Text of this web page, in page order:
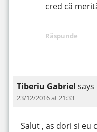
cred că
Răspunde
Tiberiu Gabriel says
23/12/2016 at 21:33
Salut , as dori si eu